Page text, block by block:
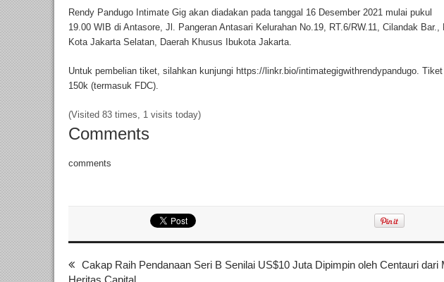
Rendy Pandugo Intimate Gig akan diadakan pada tanggal 16 Desember 2021 mulai pukul
19.00 WIB di Antasore, Jl. Pangeran Antasari Kelurahan No.19, RT.6/RW.11, Cilandak Bar.,
Kota Jakarta Selatan, Daerah Khusus Ibukota Jakarta.
Untuk pembelian tiket, silahkan kunjungi https://linkr.bio/intimategigwithrendypandugo.
150k (termasuk FDC).
(Visited 83 times, 1 visits today)
Comments
comments
Cakap Raih Pendanaan Seri B Senilai US$10 Juta Dipimpin oleh Centauri dari
Heritas Capital